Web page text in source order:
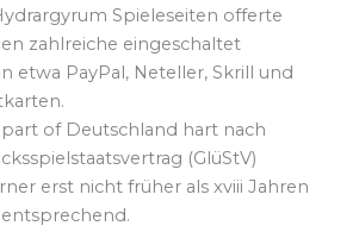
Spieleseiten offerte
zahlreiche eingeschaltet
etwa PayPal, Neteller, Skrill und
part of Deutschland hart nach
(GlüStV)
erst nicht früher als xviii Jahren